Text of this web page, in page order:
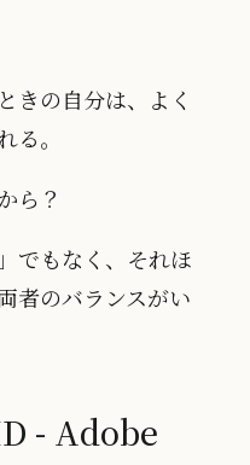
きの自分は、よく
る。
ら？
でもなく、それほ
者のバランスがい
- Adobe